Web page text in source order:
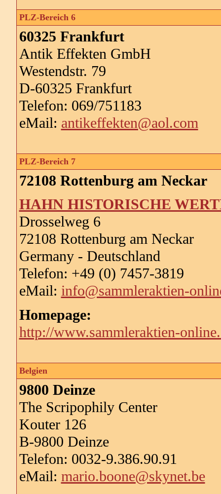
PLZ-Bereich 6
60325 Frankfurt
Antik Effekten GmbH
Westendstr. 79
D-60325 Frankfurt
Telefon: 069/751183
eMail: antikeffekten@aol.com
PLZ-Bereich 7
72108 Rottenburg am Neckar
HAHN HISTORISCHE
Drosselweg 6
72108 Rottenburg am Neckar
Germany - Deutschland
Telefon: +49 (0) 7457-3819
eMail: info@sammleraktien-
Homepage:
http://www.sammleraktien-
Belgien
9800 Deinze
The Scripophily Center
Kouter 126
B-9800 Deinze
Telefon: 0032-9.386.90.91
eMail: mario.boone@skynet.be